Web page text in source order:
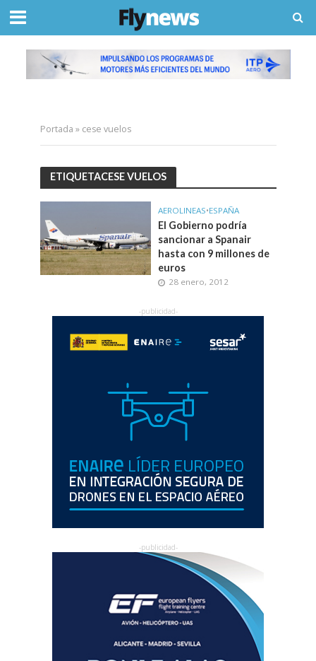
Portada » cese vuelos
ETIQUETACESE VUELOS
AEROLINEAS•ESPAÑA
El Gobierno podría
sancionar a Spanair
hasta con 9 millones de
euros
28 enero, 2012